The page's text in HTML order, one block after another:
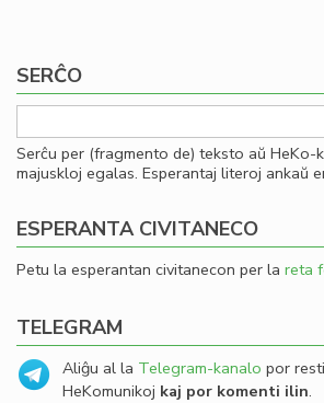
SERĈO
Serĉu per (fragmento de) teksto aŭ HeKo-
majuskloj egalas. Esperantaj literoj ankaŭ
ESPERANTA CIVITANECO
Petu la esperantan civitanecon per la reta
TELEGRAM
Aliĝu al la Telegram-kanalo por
HeKomunikoj kaj por komenti ilin.